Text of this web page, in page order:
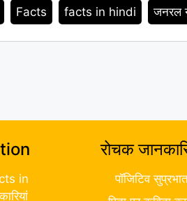
Facts facts in hindi जनरल
in
रोचक
पॉजिटिव